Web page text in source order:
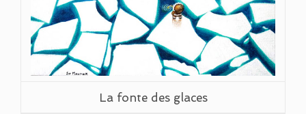
La fonte des glaces